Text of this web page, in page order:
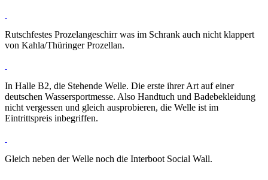
Rutschfestes Prozelangeschirr was im Schrank auch nicht klappert
von Kahla/Thüringer Prozellan.
In Halle B2, die Stehende Welle. Die erste ihrer Art auf einer
deutschen Wassersportmesse. Also Handtuch und Badebekleidung
nicht vergessen und gleich ausprobieren, die Welle ist im
Eintrittspreis inbegriffen.
Gleich neben der Welle noch die Interboot Social Wall.